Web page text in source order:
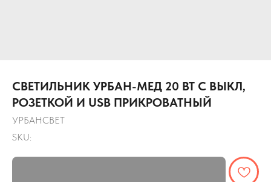
СВЕТИЛЬНИК УРБАН-МЕД 20 ВТ С ВЫКЛ,
РОЗЕТКОЙ И USB ПРИКРОВАТНЫЙ
УРБАНСВЕТ
SKU: